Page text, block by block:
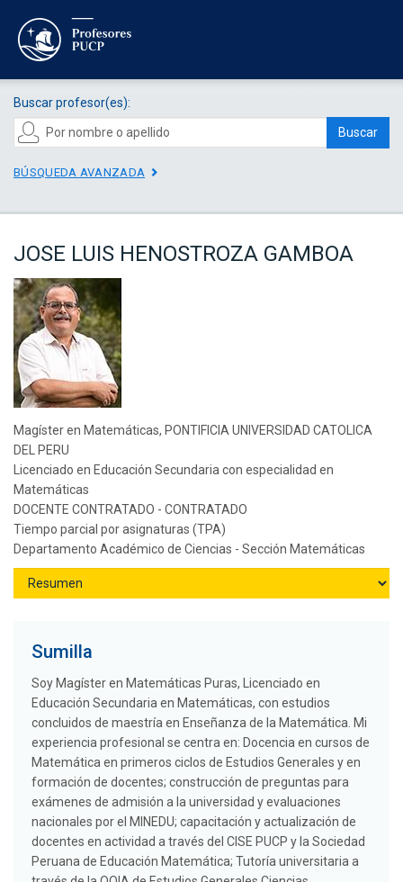
Buscar profesor(es):
Buscar
BÚSQUEDA AVANZADA
JOSE LUIS HENOSTROZA GAMBOA
Magíster en Matemáticas, PONTIFICIA UNIVERSIDAD CATOLICA
DEL PERU
Licenciado en Educación Secundaria con especialidad en
Matemáticas
DOCENTE CONTRATADO - CONTRATADO
Tiempo parcial por asignaturas (TPA)
Departamento Académico de Ciencias - Sección Matemáticas
Sumilla
Soy Magíster en Matemáticas Puras, Licenciado en
Educación Secundaria en Matemáticas, con estudios
concluidos de maestría en Enseñanza de la Matemática. Mi
experiencia profesional se centra en: Docencia en cursos de
Matemática en primeros ciclos de Estudios Generales y en
formación de docentes; construcción de preguntas para
exámenes de admisión a la universidad y evaluaciones
nacionales por el MINEDU; capacitación y actualización de
docentes en actividad a través del CISE PUCP y la Sociedad
Peruana de Educación Matemática; Tutoría universitaria a